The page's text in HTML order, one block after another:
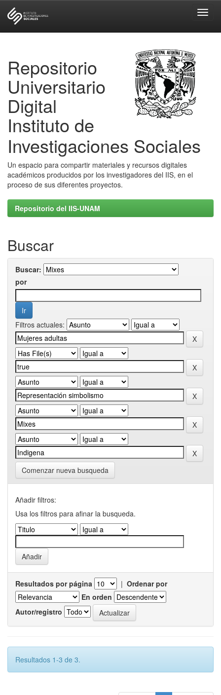
Repositorio
Universitario
Digital
Instituto de
Investigaciones Sociales
Un espacio para compartir materiales y recursos digitales
académicos producidos por los investigadores del IIS, en el
proceso de sus diferentes proyectos.
Repositorio del IIS-UNAM
Buscar
Buscar:
por
Filtros actuales:
Comenzar nueva busqueda
Añadir filtros:
Usa los filtros para afinar la busqueda.
Resultados por página | Ordenar por
En orden
Autor/registro
Resultados 1-3 de 3.